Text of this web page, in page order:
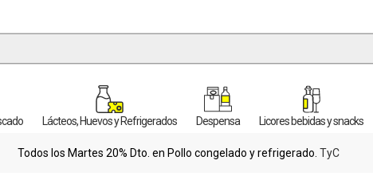
Lácteos, Huevos y Refrigerados Despensa Licores bebidas y snacks
Todos los Martes 20% Dto. en Pollo congelado y refrigerado. TyC